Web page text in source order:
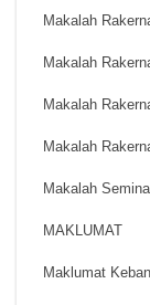
Makalah
Makalah
Makalah
Makalah
Makalah
MAKLUMAT
Maklumat